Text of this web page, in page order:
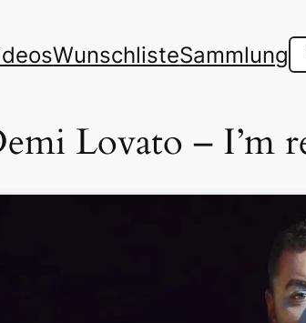
WunschlisteSammlung
Lovato – I’m